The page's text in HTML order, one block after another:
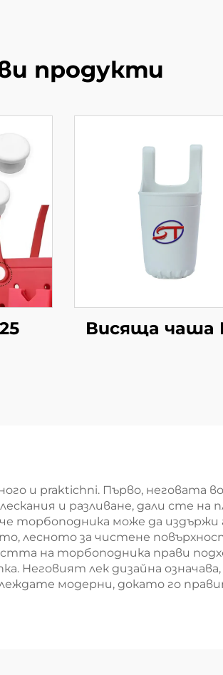
продукти
Висяща чаша
и praktichni. Първо, неговата
и разливане, дали сте на
торбоподника може да
лесното за чистене
на торбоподника прави
Неговият лек дизайна
модерни, докато го